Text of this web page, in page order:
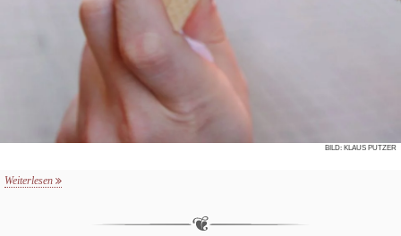
BILD: KLAUS PUTZER
Weiterlesen